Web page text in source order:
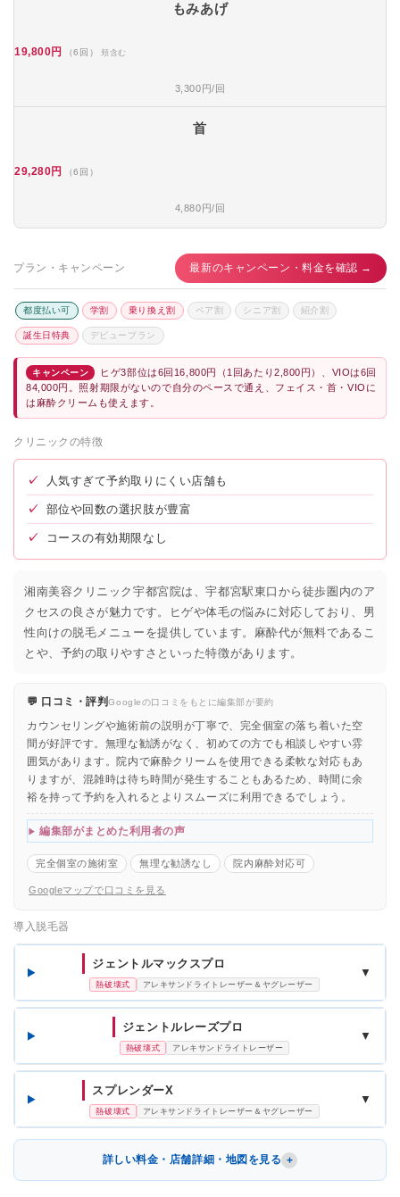
もみあげ
19,800円 （6回） 頬含む
3,300円/回
首
29,280円 （6回）
4,880円/回
プラン・キャンペーン 最新のキャンペーン・料金を確認 →
都度払い可 学割 乗り換え割 ペア割 シニア割 紹介割
誕生日特典 デビュープラン
キャンペーン
ヒゲ3部位は6回16,800円（1回あたり2,800円）、VIOは6回
84,000円。照射期限がないので自分のペースで通え、フェイス・首・VIOに
は麻酔クリームも使えます。
クリニックの特徴
✓ 人気すぎて予約取りにくい店舗も
✓ 部位や回数の選択肢が豊富
✓ コースの有効期限なし
湘南美容クリニック宇都宮院は、宇都宮駅東口から徒歩圏内のア
クセスの良さが魅力です。ヒゲや体毛の悩みに対応しており、男
性向けの脱毛メニューを提供しています。麻酔代が無料であるこ
とや、予約の取りやすさといった特徴があります。
💬 口コミ・評判Googleの口コミをもとに編集部が要約
カウンセリングや施術前の説明が丁寧で、完全個室の落ち着いた空
間が好評です。無理な勧誘がなく、初めての方でも相談しやすい雰
囲気があります。院内で麻酔クリームを使用できる柔軟な対応もあ
りますが、混雑時は待ち時間が発生することもあるため、時間に余
裕を持って予約を入れるとよりスムーズに利用できるでしょう。
編集部がまとめた利用者の声
完全個室の施術室 無理な勧誘なし 院内麻酔対応可
Googleマップで口コミを見る
導入脱毛器
ジェントルマックスプロ
熱破壊式 アレキサンドライトレーザー＆ヤグレーザー
▼
ジェントルレーズプロ
熱破壊式 アレキサンドライトレーザー
▼
スプレンダーX
熱破壊式 アレキサンドライトレーザー＆ヤグレーザー
▼
詳しい料金・店舗詳細・地図を見る